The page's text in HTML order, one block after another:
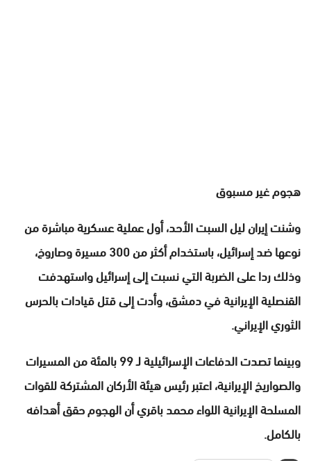
هجوم غير مسبوق
وشنت إيران ليل السبت الأحد، أول عملية عسكرية مباشرة من
نوعها ضد إسرائيل، باستخدام أكثر من 300 مسيرة وصاروخ،
وذلك ردا على الضربة التي نسبت إلى إسرائيل واستهدفت
القنصلية الإيرانية في دمشق، وأدت إلى قتل قيادات بالحرس
الثوري الإيراني.
وبينما تصدت الدفاعات الإسرائيلية لـ 99 بالمئة من المسيرات
والصواريخ الإيرانية، اعتبر رئيس هيئة الأركان المشتركة للقوات
المسلحة الإيرانية اللواء محمد باقري أن الهجوم حقق أهدافه
بالكامل.